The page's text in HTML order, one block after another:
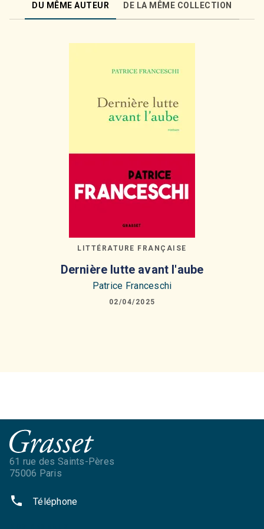
DU MÊME AUTEUR DE LA MÊME COLLECTION
LITTÉRATURE FRANÇAISE
Dernière lutte avant l'aube
Patrice Franceschi
02/04/2025
61 rue des Saints-Pères
75006 Paris
phone Téléphone